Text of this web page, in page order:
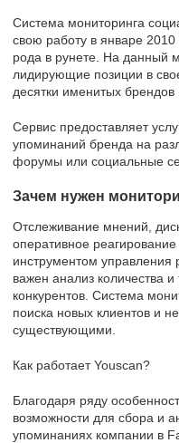
Система мониторинга
свою работу в январе
рода в рунете. На данный
лидирующие позиции в
десятки именитых брендов
Сервис предоставляет
упоминаний бренда на
форумы или социальные
Зачем нужен
Отслеживание мнений,
оперативное
инструментом
важен анализ количества
конкурентов. Система
поиска новых клиентов и
существующими.
Как работает Youscan?
Благодаря ряду
возможности для сбора и
упоминаниях компании в